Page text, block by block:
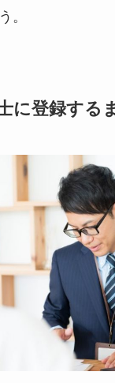
。
に登録する